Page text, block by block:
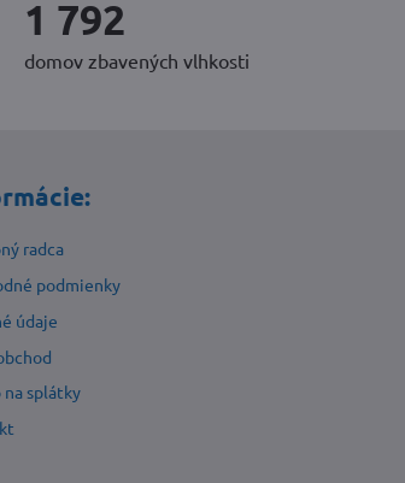
2 338
domov zbavených vlhkosti
radca
podmienky
údaje
na splátky